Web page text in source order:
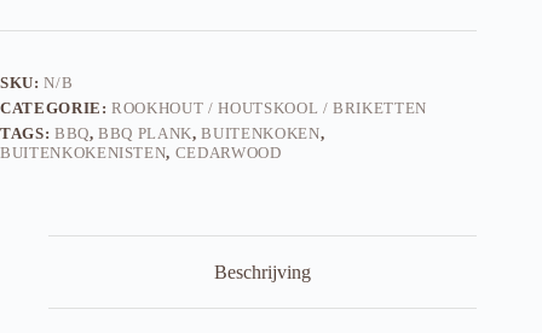
SKU:N/B
CATEGORIE:ROOKHOUT / HOUTSKOOL / BRIKETTEN
TAGS: BBQ,BBQ PLANK,BUITENKOKEN,
BUITENKOKENISTEN, CEDARWOOD
Beschrijving